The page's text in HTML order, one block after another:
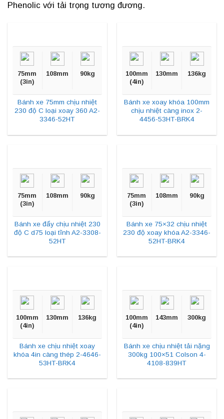
Phenolic với tải trọng tương đương.
75mm
(3in)
108mm 90kg
Bánh xe 75mm chịu nhiệt
230 độ C loại xoay 360 A2-
3346-52HT
100mm
(4in)
130mm 136kg
Bánh xe xoay khóa 100mm
chịu nhiệt càng inox 2-
4456-53HT-BRK4
75mm
(3in)
108mm 90kg
Bánh xe đẩy chịu nhiệt 230
độ C d75 loại tĩnh A2-3308-
52HT
75mm
(3in)
108mm 90kg
Bánh xe 75×32 chịu nhiệt
230 độ xoay khóa A2-3346-
52HT-BRK4
100mm
(4in)
130mm 136kg
Bánh xe chịu nhiệt xoay
khóa 4in càng thép 2-4646-
53HT-BRK4
100mm
(4in)
143mm 300kg
Bánh xe chịu nhiệt tải nặng
300kg 100×51 Colson 4-
4108-839HT